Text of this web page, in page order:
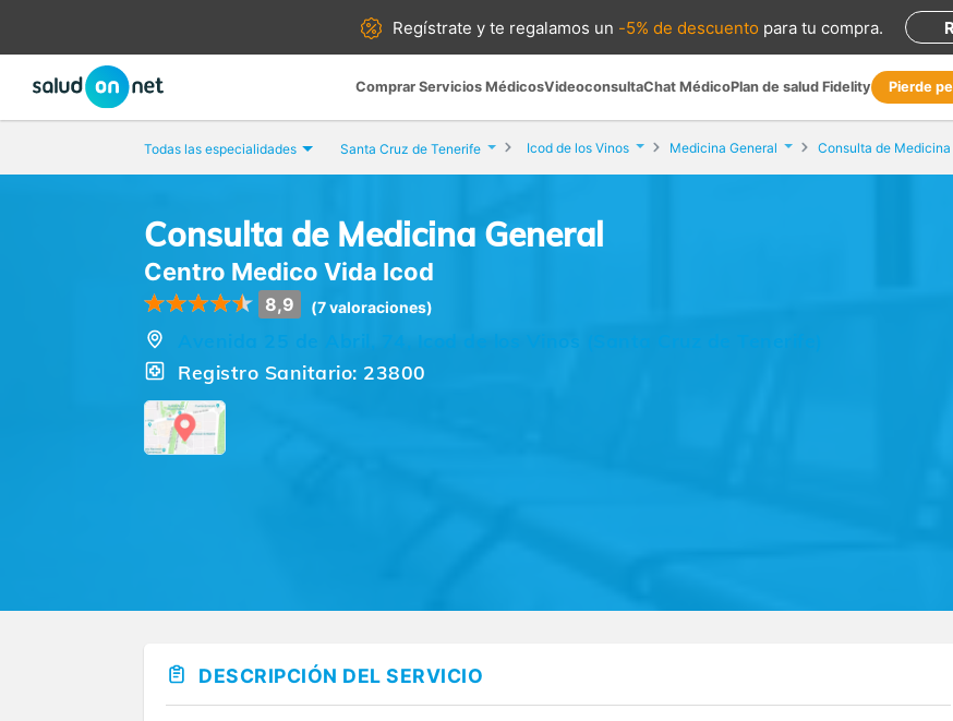
Regístrate yte regalamos un -5% de descuento para tu compra.
Comprar Servicios MédicosVideoconsultaChat MédicoPlan de salud Fidelity Pierde
Todas las especialidades Santa Cruz de Tenerife Icod de los Vinos Medicina General Consulta de Medicina
Consulta de Medicina General
Centro Medico Vida Icod
8,9 (7 valoraciones)
Registro Sanitario: 23800
DESCRIPCIÓN DEL SERVICIO